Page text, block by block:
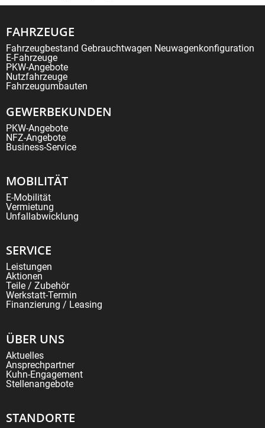
FAHRZEUGE
Fahrzeugbestand Gebrauchtwagen Neuwagenkonfiguration
E-Fahrzeuge
PKW-Angebote
Nutzfahrzeuge
Fahrzeugumbauten
GEWERBEKUNDEN
PKW-Angebote
NFZ-Angebote
Business-Service
MOBILITÄT
E-Mobilität
Vermietung
Unfallabwicklung
SERVICE
Leistungen
Aktionen
Teile / Zubehör
Werkstatt-Termin
Finanzierung / Leasing
ÜBER UNS
Aktuelles
Ansprechpartner
Kuhn-Engagement
Stellenangebote
STANDORTE